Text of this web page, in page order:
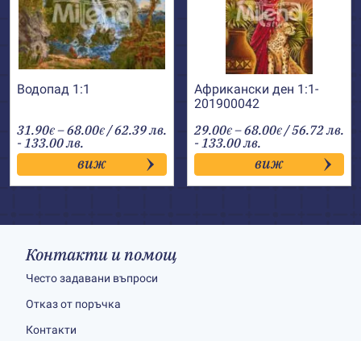
Водопад 1:1
31.90€ –68.00€Price
range:
31.90€
through
68.00€
/ 62.39 лв.
- 133.00 лв.
виж
Африкански ден 1:1-
201900042
29.00€ –68.00€Price
range:
29.00€
through
68.00€
/ 56.72 лв.
- 133.00 лв.
виж
Контакти и помощ
Често задавани въпроси
Отказ от поръчка
Контакти